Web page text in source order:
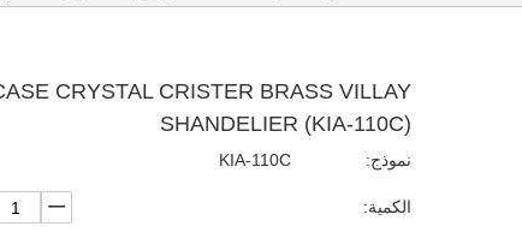
CRYSTAL CRISTER BRASS VILLAY
SHANDELIER (KIA-110C)
نموذج: KIA-110C
الكمية: